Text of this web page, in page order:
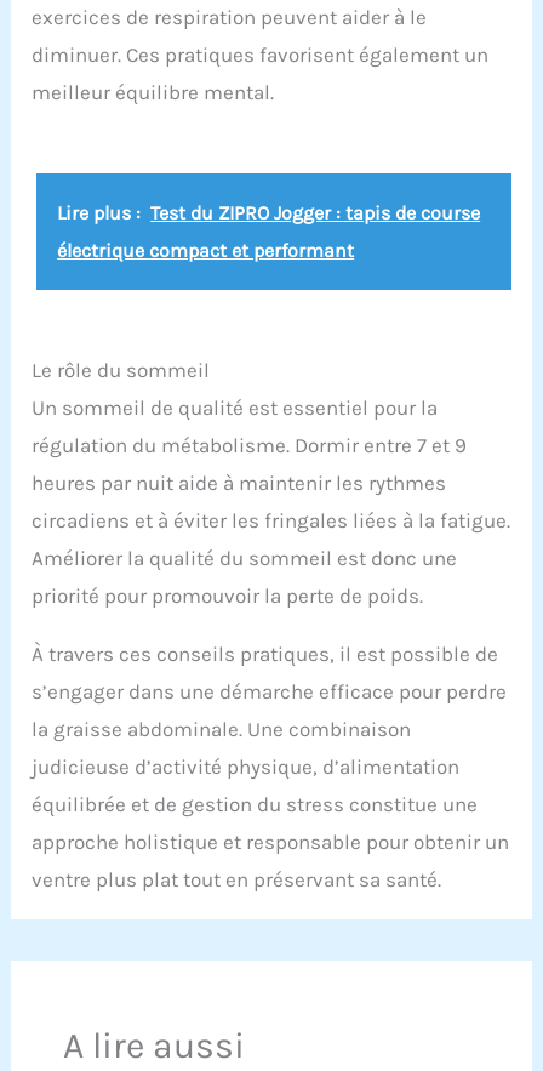
exercices de respiration peuvent aider à le
diminuer. Ces pratiques favorisent également un
meilleur équilibre mental.
Lire plus : Test du ZIPRO Jogger : tapis de course
électrique compact et performant
Le rôle du sommeil
Un sommeil de qualité est essentiel pour la
régulation du métabolisme. Dormir entre 7 et 9
heures par nuit aide à maintenir les rythmes
circadiens et à éviter les fringales liées à la fatigue.
Améliorer la qualité du sommeil est donc une
priorité pour promouvoir la perte de poids.
À travers ces conseils pratiques, il est possible de
s’engager dans une démarche efficace pour perdre
la graisse abdominale. Une combinaison
judicieuse d’activité physique, d’alimentation
équilibrée et de gestion du stress constitue une
approche holistique et responsable pour obtenir un
ventre plus plat tout en préservant sa santé.
A lire aussi